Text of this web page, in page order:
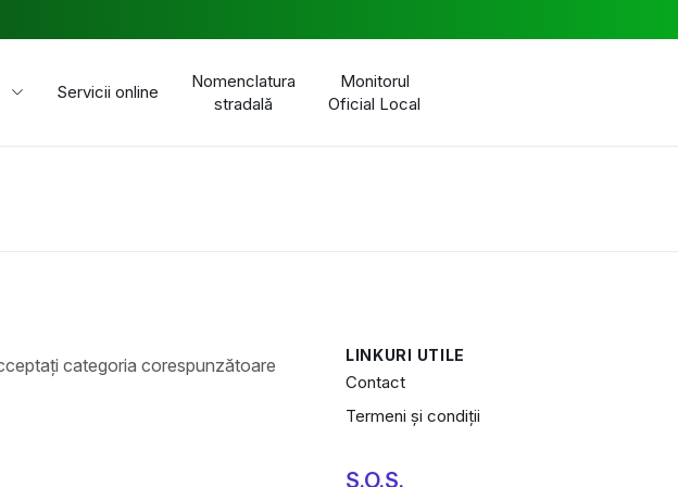
Servicii online
Nomenclatura
stradală
Monitorul
Oficial Local
LINKURI UTILE
Contact
Termeni și condiții
S.O.S.